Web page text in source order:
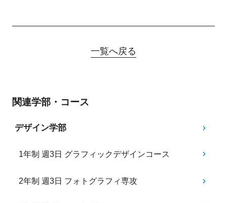
一覧へ戻る
関連学部・コース
デザイン学部
1年制 週3日 グラフィックデザインコース
2年制 週3日 フォトグラフィ専攻